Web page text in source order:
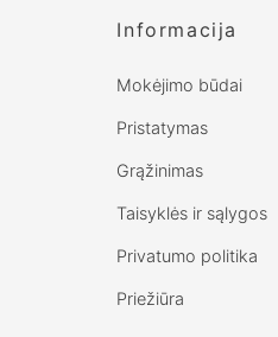
Informacija
Mokėjimo būdai
Pristatymas
Grąžinimas
Taisyklės ir sąlygos
Privatumo politika
Priežiūra